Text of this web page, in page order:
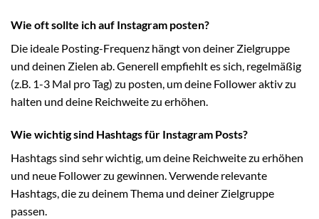
Wie oft sollte ich auf Instagram posten?
Die ideale Posting-Frequenz hängt von deiner Zielgruppe
und deinen Zielen ab. Generell empfiehlt es sich, regelmäßig
(z.B. 1-3 Mal pro Tag) zu posten, um deine Follower aktiv zu
halten und deine Reichweite zu erhöhen.
Wie wichtig sind Hashtags für Instagram Posts?
Hashtags sind sehr wichtig, um deine Reichweite zu erhöhen
und neue Follower zu gewinnen. Verwende relevante
Hashtags, die zu deinem Thema und deiner Zielgruppe
passen.